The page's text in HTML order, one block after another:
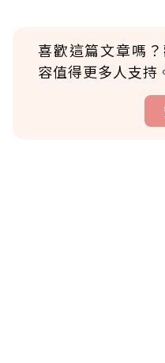
喜歡這篇文章嗎
容值得更多人支持